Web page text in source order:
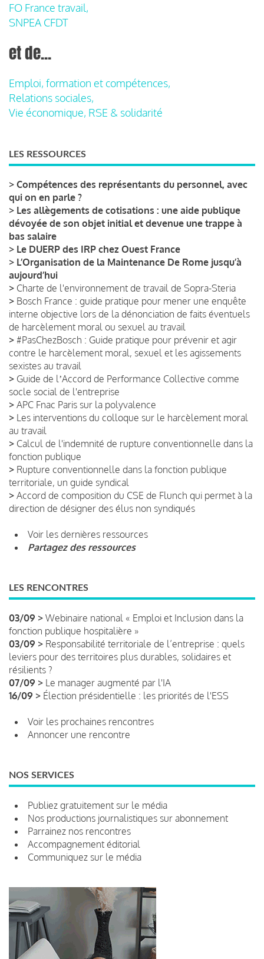
FO France travail,
SNPEA CFDT
et de...
Emploi, formation et compétences,
Relations sociales,
Vie économique, RSE & solidarité
LES RESSOURCES
> Compétences des représentants du personnel, avec
qui on en parle ?
> Les allègements de cotisations : une aide publique
dévoyée de son objet initial et devenue une trappe à
bas salaire
> Le DUERP des IRP chez Ouest France
> L’Organisation de la Maintenance De Rome jusqu’à
aujourd’hui
> Charte de l'environnement de travail de Sopra-Steria
> Bosch France : guide pratique pour mener une enquête
interne objective lors de la dénonciation de faits éventuels
de harcèlement moral ou sexuel au travail
> #PasChezBosch : Guide pratique pour prévenir et agir
contre le harcèlement moral, sexuel et les agissements
sexistes au travail
> Guide de lʼAccord de Performance Collective comme
socle social de l'entreprise
> APC Fnac Paris sur la polyvalence
> Les interventions du colloque sur le harcèlement moral
au travail
> Calcul de l'indemnité de rupture conventionnelle dans la
fonction publique
> Rupture conventionnelle dans la fonction publique
territoriale, un guide syndical
> Accord de composition du CSE de Flunch qui permet à la
direction de désigner des élus non syndiqués
Voir les dernières ressources
Partagez des ressources
LES RENCONTRES
03/09 > Webinaire national « Emploi et Inclusion dans la
fonction publique hospitalière »
03/09 > Responsabilité territoriale de l’entreprise : quels
leviers pour des territoires plus durables, solidaires et
résilients ?
07/09 > Le manager augmenté par l'IA
16/09 > Élection présidentielle : les priorités de l'ESS
Voir les prochaines rencontres
Annoncer une rencontre
NOS SERVICES
Publiez gratuitement sur le média
Nos productions journalistiques sur abonnement
Parrainez nos rencontres
Accompagnement éditorial
Communiquez sur le média